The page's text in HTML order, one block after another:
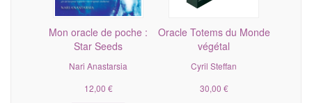
Mon oracle de poche :
Star Seeds
Nari Anastarsia
12,00 €
Oracle Totems du Monde
végétal
Cyril Steffan
30,00 €